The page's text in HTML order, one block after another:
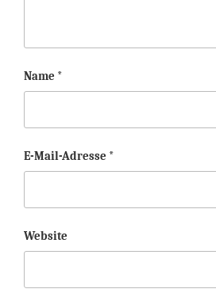
Name *
E-Mail-Adresse *
Website